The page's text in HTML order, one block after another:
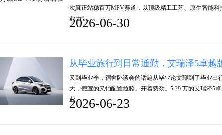
次真正站稳百万MPV赛道，以顶级精工工艺、原生智能
业由“……
2026-06-30
从毕业旅行到日常通勤，艾瑞泽5卓越
又到毕业季，宿舍卧谈会的话题从毕业论文聊到了毕业
大，便宜的又怕配置拉胯、开着费劲。5.29 万的艾瑞泽5
业……
2026-06-23